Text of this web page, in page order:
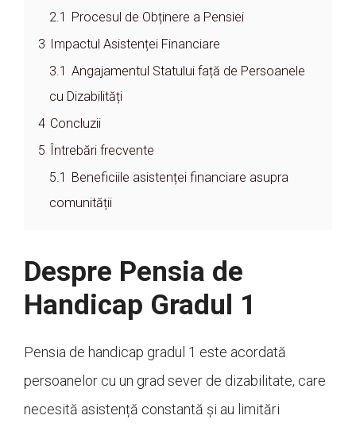
2.1
Procesul de Obținere a Pensiei
3
Impactul Asistenței Financiare
3.1 Angajamentul Statului față de Persoanele
cu Dizabilități
4 Concluzii
5
Întrebări frecvente
5.1
Beneficiile asistenței financiare asupra
comunității
Despre Pensia de
Handicap Gradul 1
Pensia de handicap gradul 1 este acordată
persoanelor cu un grad sever de dizabilitate, care
necesită asistență constantă și au limitări